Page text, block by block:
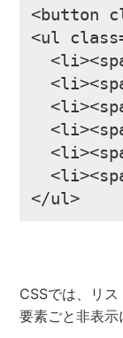
<button
<ul
</ul>
CSSでは、リ
要素ごと非表示